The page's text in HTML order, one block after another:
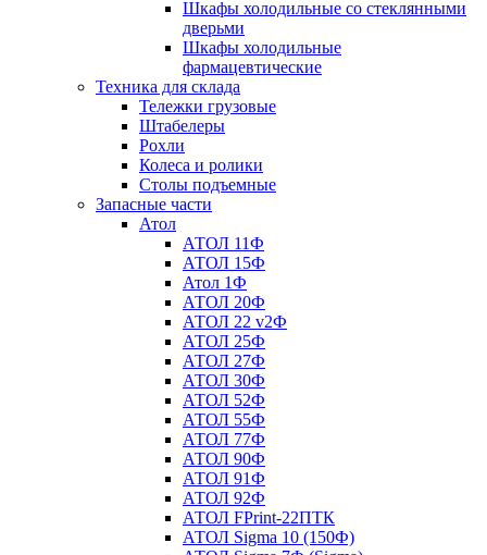
Шкафы холодильные со стеклянными
дверьми
Шкафы холодильные
фармацевтические
Техника для склада
Тележки грузовые
Штабелеры
Рохли
Колеса и ролики
Столы подъемные
Запасные части
Атол
АТОЛ 11Ф
АТОЛ 15Ф
Атол 1Ф
АТОЛ 20Ф
АТОЛ 22 v2Ф
АТОЛ 25Ф
АТОЛ 27Ф
АТОЛ 30Ф
АТОЛ 52Ф
АТОЛ 55Ф
АТОЛ 77Ф
АТОЛ 90Ф
АТОЛ 91Ф
АТОЛ 92Ф
АТОЛ FPrint-22ПТК
АТОЛ Sigma 10 (150Ф)